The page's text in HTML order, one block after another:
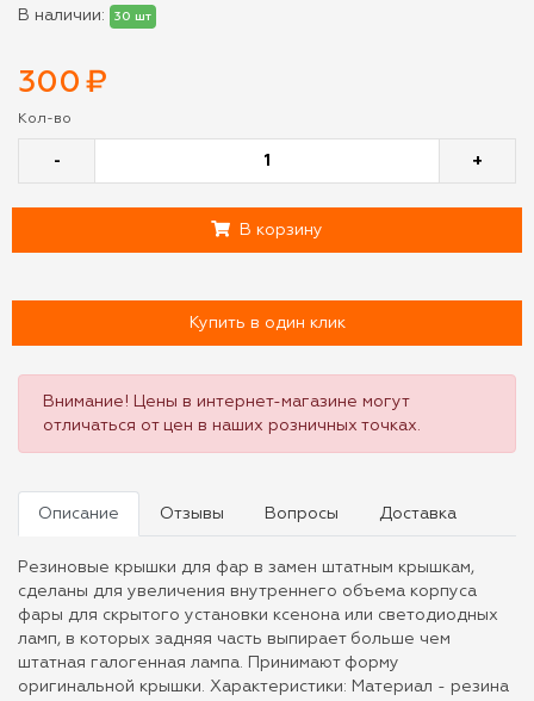
В наличии: 30 шт
300 ₽
Кол-во
- +
В корзину
Купить в один клик
Внимание! Цены в интернет-магазине могут
отличаться от цен в наших розничных точках.
Описание Отзывы Вопросы Доставка
Резиновые крышки для фар в замен штатным крышкам,
сделаны для увеличения внутреннего объема корпуса
фары для скрытого установки ксенона или светодиодных
ламп, в которых задняя часть выпирает больше чем
штатная галогенная лампа. Принимают форму
оригинальной крышки. Характеристики: Материал - резина